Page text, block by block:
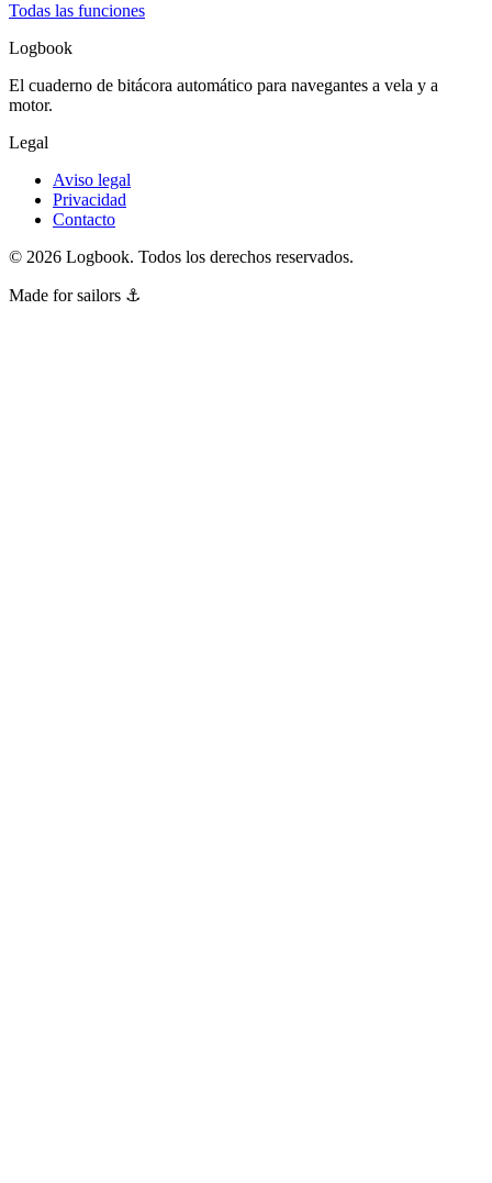
Todas las funciones
Logbook
El cuaderno de bitácora automático para navegantes a vela y a
motor.
Legal
Aviso legal
Privacidad
Contacto
© 2026 Logbook. Todos los derechos reservados.
Made for sailors ⚓